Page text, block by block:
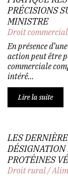
PRÉCISIONS
MINISTRE
Droit commercial
En présence
action peut être
commerciale
intérê...
Lire la suite
LES
DÉSIGNATION
PROTÉINES
Droit rural/